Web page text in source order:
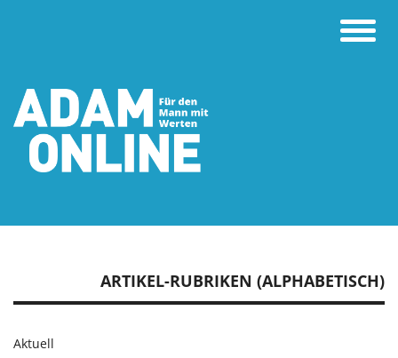
Toggle
ARTIKEL-RUBRIKEN (ALPHABETISCH)
Aktuell